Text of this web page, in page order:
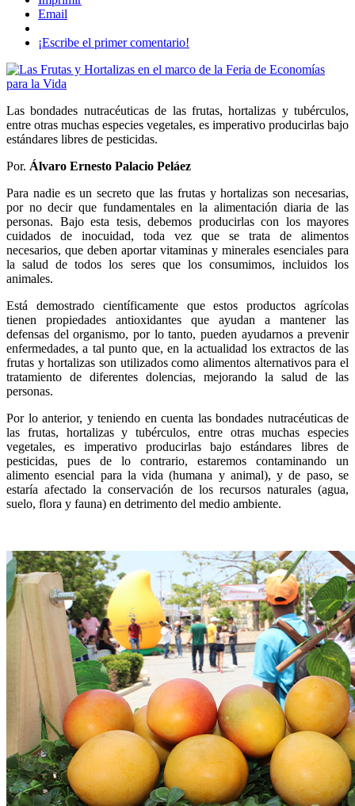
Email
¡Escribe el primer comentario!
Las bondades nutracéuticas de las frutas, hortalizas y tubérculos,
entre otras muchas especies vegetales, es imperativo producirlas bajo
estándares libres de pesticidas.
Por. Álvaro Ernesto Palacio Peláez
Para nadie es un secreto que las frutas y hortalizas son necesarias,
por no decir que fundamentales en la alimentación diaria de las
personas. Bajo esta tesis, debemos producirlas con los mayores
cuidados de inocuidad, toda vez que se trata de alimentos
necesarios, que deben aportar vitaminas y minerales esenciales para
la salud de todos los seres que los consumimos, incluidos los
animales.
Está demostrado científicamente que estos productos agrícolas
tienen propiedades antioxidantes que ayudan a mantener las
defensas del organismo, por lo tanto, pueden ayudarnos a prevenir
enfermedades, a tal punto que, en la actualidad los extractos de las
frutas y hortalizas son utilizados como alimentos alternativos para el
tratamiento de diferentes dolencias, mejorando la salud de las
personas.
Por lo anterior, y teniendo en cuenta las bondades nutracéuticas de
las frutas, hortalizas y tubérculos, entre otras muchas especies
vegetales, es imperativo producirlas bajo estándares libres de
pesticidas, pues de lo contrario, estaremos contaminando un
alimento esencial para la vida (humana y animal), y de paso, se
estaría afectado la conservación de los recursos naturales (agua,
suelo, flora y fauna) en detrimento del medio ambiente.